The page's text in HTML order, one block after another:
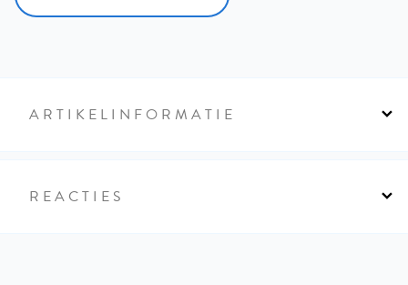
ARTIKELINFORMATIE
REACTIES